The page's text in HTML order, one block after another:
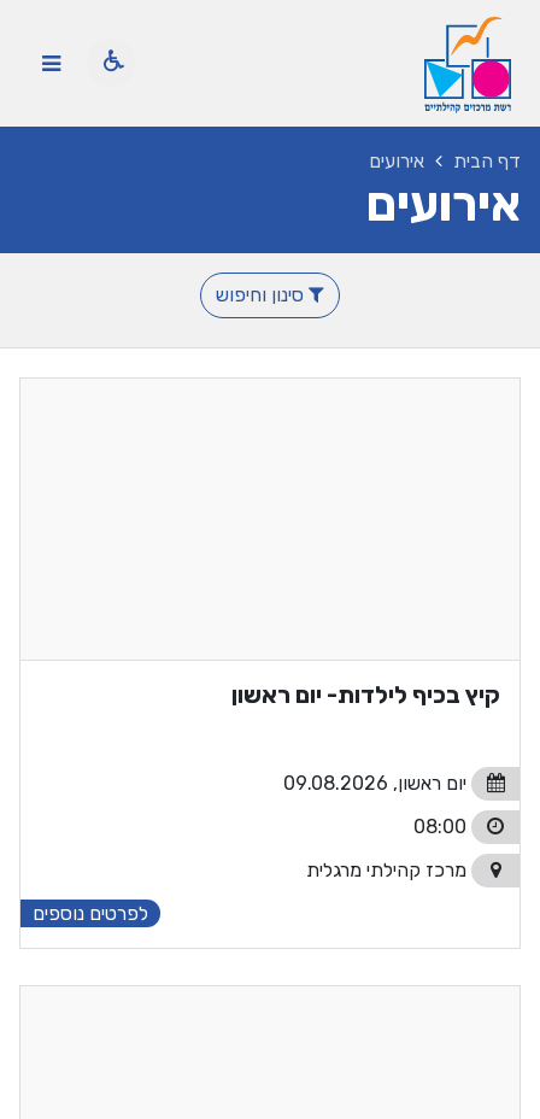
דף הבית אירועים
אירועים
סינון וחיפוש
קיץ בכיף לילדות- יום ראשון
יום ראשון, 09.08.2026
מרכז קהילתי מרגלית
לפרטים נוספים